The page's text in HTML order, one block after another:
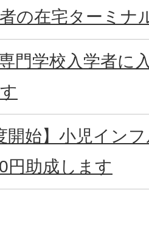
の在宅ターミナ
門学校入学者に
開始】小児イン
円助成します